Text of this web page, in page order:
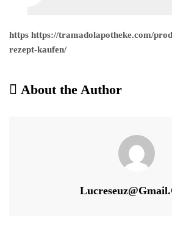
https https://tramadolapotheke.com/
rezept-kaufen/
About the Author